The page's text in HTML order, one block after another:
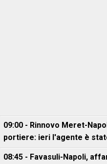
09:00 - Rinnovo Meret-
portiere: ieri l'agente è
08:45 - Favasuli-Napoli,